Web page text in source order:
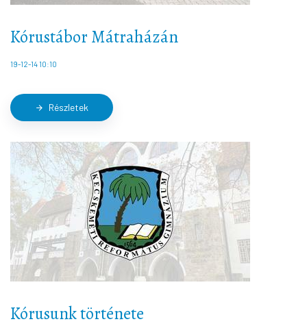
Kórustábor Mátraházán
19-12-14 10:10
arrow_forward Részletek
Kórusunk története